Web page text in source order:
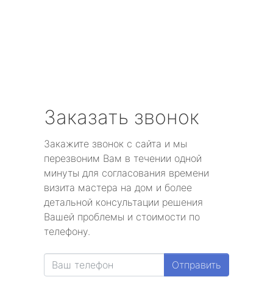
Заказать звонок
Закажите звонок с сайта и мы
перезвоним Вам в течении одной
минуты для согласования времени
визита мастера на дом и более
детальной консультации решения
Вашей проблемы и стоимости по
телефону.
Отправить